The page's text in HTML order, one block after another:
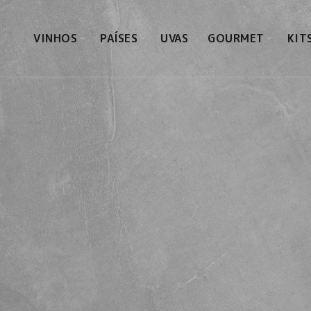
VINHOS PAÍSES UVAS GOURMET